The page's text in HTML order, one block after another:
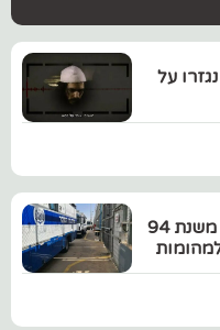
על
מחבל חמאס שמרצה מאסר עולם משנת 94